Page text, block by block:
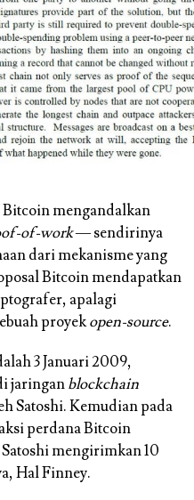
mengandalkan
of-work— sendirinya
dari mekanisme yang
Bitcoin mendapatkan
apalagi
proyekopen-source.
3 Januari 2009,
jaringanblockchain
Satoshi. Kemudian pada
perdana Bitcoin
mengirimkan 10
Hal Finney.